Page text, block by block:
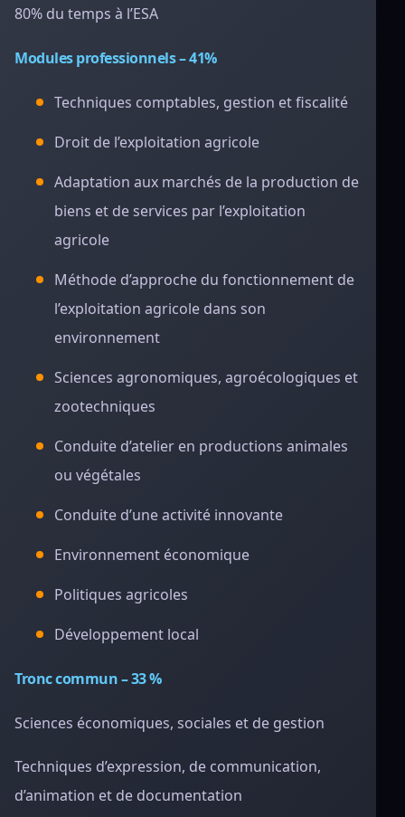
80% du temps à l’ESA
Modules professionnels – 41%
Techniques comptables, gestion et fiscalité
Droit de l’exploitation agricole
Adaptation aux marchés de la production de
biens et de services par l’exploitation
agricole
Méthode d’approche du fonctionnement de
l’exploitation agricole dans son
environnement
Sciences agronomiques, agroécologiques et
zootechniques
Conduite d’atelier en productions animales
ou végétales
Conduite d’une activité innovante
Environnement économique
Politiques agricoles
Développement local
Tronc commun – 33 %
Sciences économiques, sociales et de gestion
Techniques d’expression, de communication,
d’animation et de documentation